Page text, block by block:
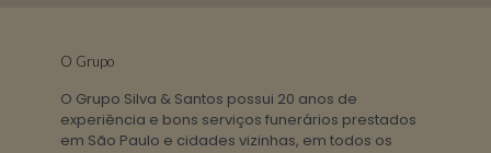
O Grupo
O Grupo Silva & Santos possui 20 anos de
experiência e bons serviços funerários prestados
em São Paulo e cidades vizinhas, em todos os